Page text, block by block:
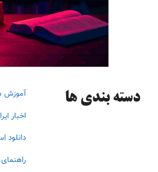
دسته‌ بندی ها آموزش
اخبار
دانلود